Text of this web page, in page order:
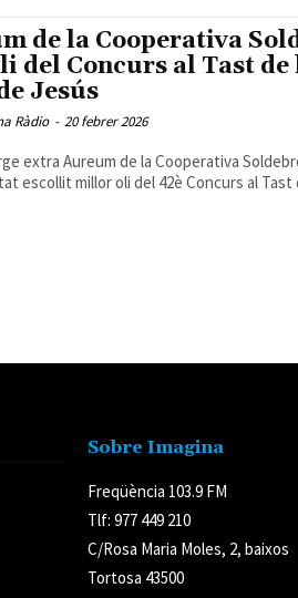
de la Cooperativa
del Concurs al Tast de
Jesús
Ràdio - 20 febrer 2026
extra Aureum de la Cooperativa
escollit millor oli del 42è Concurs al Tast
Sobre Imagina
Freqüència 103.9 FM
Tlf: 977 449 210
C/Rosa Maria Moles, 2, baixos
Tortosa 43500